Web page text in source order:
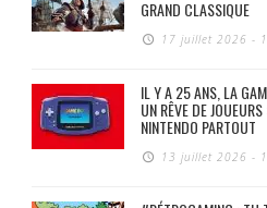
GRAND CLASSIQUE
17 juillet 2026 -
IL Y A 25 ANS, LA
UN RÊVE DE
NINTENDO PARTOUT
13 juillet 2026 -